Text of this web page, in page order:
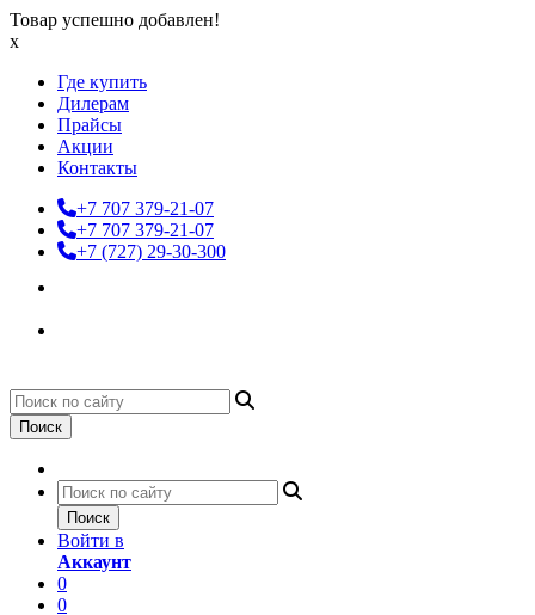
Товар успешно добавлен!
x
Где купить
Дилерам
Прайсы
Акции
Контакты
+7 707 379-21-07
+7 707 379-21-07
+7 (727) 29-30-300
Поиск
Поиск
Войти в
Аккаунт
0
0